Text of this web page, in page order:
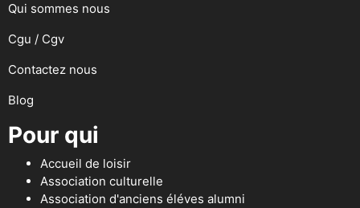
Qui sommes nous
Cgu / Cgv
Contactez nous
Blog
Pour qui
Accueil de loisir
Association culturelle
Association d'anciens éléves alumni